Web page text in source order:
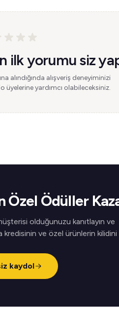
ilk yorumu siz
alındığında alışveriş deneyiminizi
üyelerine yardımcı olabileceksiniz.
Ödüller
olduğunuzu kanıtlayın ve
ve özel ürünlerin kilidini
kaydol